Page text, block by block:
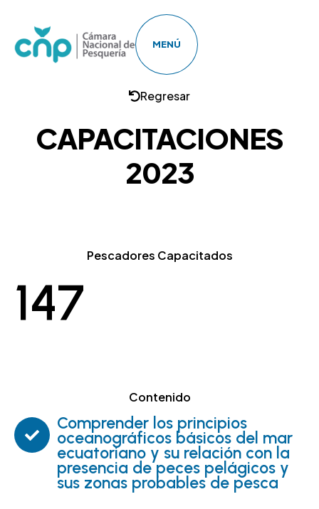
MENÚ
Regresar
CAPACITACIONES
2023
Pescadores Capacitados
147
Contenido
Comprender los principios
oceanográficos básicos del mar
ecuatoriano y su relación con la
presencia de peces pelágicos y
sus zonas probables de pesca